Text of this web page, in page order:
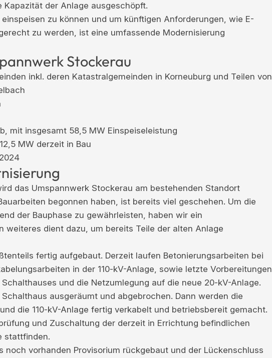
Kapazität der Anlage ausgeschöpft.
zu können und um künftigen Anforderungen, wie E-
zu werden, ist eine umfassende Modernisierung
Stockerau
inkl. deren Katastralgemeinden in Korneuburg und Teilen von
mit insgesamt 58,5 MW Einspeiseleistung
MW derzeit in Bau
das Umspannwerk Stockerau am bestehenden Standort
begonnen haben, ist bereits viel geschehen. Um die
der Bauphase zu gewährleisten, haben wir ein
weiteres dient dazu, um bereits Teile der alten Anlage
fertig aufgebaut. Derzeit laufen Betonierungsarbeiten bei
in der 110-kV-Anlage, sowie letzte Vorbereitungen
und die Netzumlegung auf die neue 20-kV-Anlage.
ausgeräumt und abgebrochen. Dann werden die
die 110-kV-Anlage fertig verkabelt und betriebsbereit gemacht.
und Zuschaltung der derzeit in Errichtung befindlichen
stattfinden.
noch vorhanden Provisorium rückgebaut und der Lückenschluss